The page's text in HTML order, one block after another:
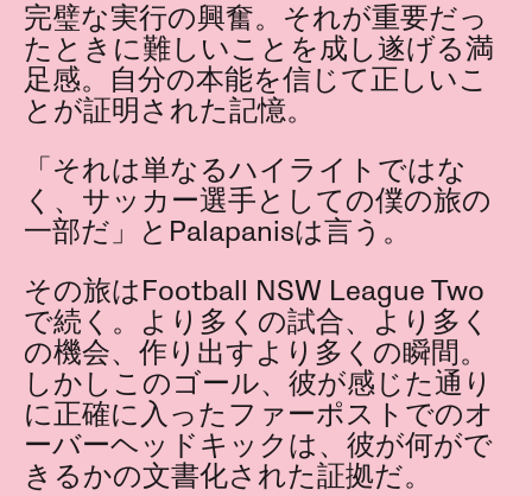
完璧な実行の興奮。それが重要だっ
たときに難しいことを成し遂げる満
足感。自分の本能を信じて正しいこ
とが証明された記憶。
「それは単なるハイライトではな
く、サッカー選手としての僕の旅の
一部だ」とPalapanisは言う。
その旅はFootball NSW League Two
で続く。より多くの試合、より多く
の機会、作り出すより多くの瞬間。
しかしこのゴール、彼が感じた通り
に正確に入ったファーポストでのオ
ーバーヘッドキックは、彼が何がで
きるかの文書化された証拠だ。